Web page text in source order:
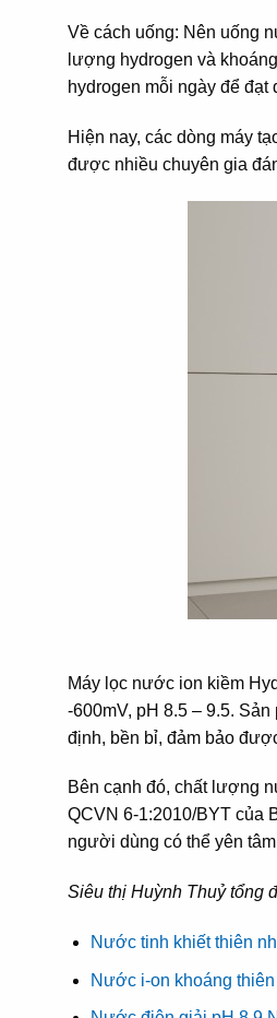
Về cách uống: Nên uống
lượng hydrogen và
hydrogen mỗi ngày để
Hiện nay, các dòng máy
được nhiều chuyên gia
Máy lọc nước ion kiềm
-600mV, pH 8.5 – 9.5.
định, bền bỉ, đảm bảo
Bên cạnh đó, chất lượng
QCVN 6-1:2010/BYT của
người dùng có thể yên
Siêu thị Huỳnh Thuỷ tổng
Nước tinh khiết thiên
Nước i-on khoáng